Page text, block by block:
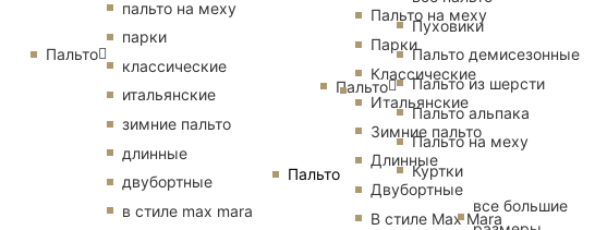
Пальто
Пальто на меху
Парки
Классические
Итальянские
Зимние пальто
Длинные
Двубортные
В стиле Max Mara
Пальто
пальто на меху
парки
классические
итальянские
зимние пальто
длинные
двубортные
в стиле max mara
Пальто
Пуховики
Пальто демисезонные
Пальто из шерсти
Пальто альпака
Пальто на меху
Куртки
все большие